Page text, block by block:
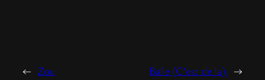
← Zou Balle (C’est de la) →